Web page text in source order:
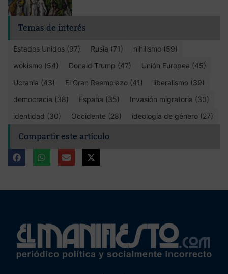
Temas de interés
Estados Unidos (97) Rusia (71)
nihilismo (59)
wokismo (54)
Donald Trump (47)
Unión Europea (45)
Ucrania (43)
El Gran Reemplazo (41)
liberalismo (39)
democracia (38)
España (35)
Invasión migratoria (30)
identidad (30)
Occidente (28) ideología de género (27)
Compartir este artículo